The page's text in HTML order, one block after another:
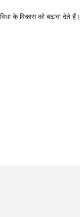
के विकास को बढ़ावा देते हैं।